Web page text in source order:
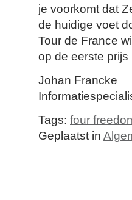
je voorkomt dat
de huidige voet
Tour de France
op de eerste prijs
Johan Francke
Tags: four
Geplaatst in